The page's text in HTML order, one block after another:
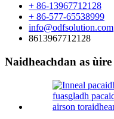
+ 86-13967712128
+ 86-577-65538999
info@odfsolution.com
8613967712128
Naidheachdan as ùire